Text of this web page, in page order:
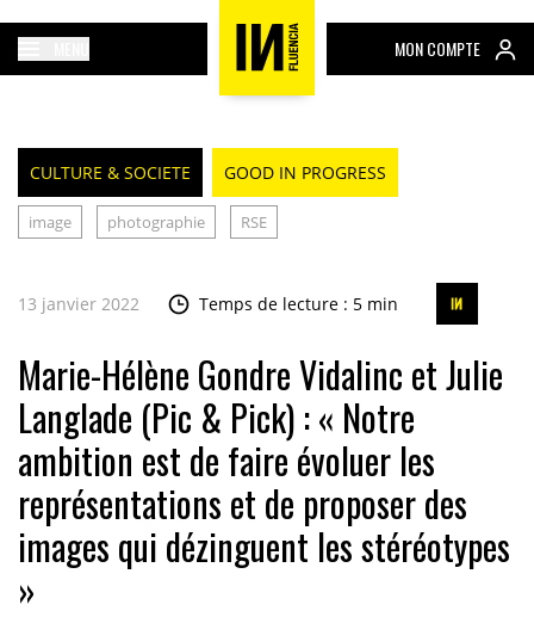
MON COMPTE
CULTURE & SOCIETE GOOD IN PROGRESS
image photographie RSE
13 janvier 2022 Temps de lecture : 5 min
Marie-Hélène Gondre Vidalinc et Julie
Langlade (Pic & Pick) : « Notre
ambition est de faire évoluer les
représentations et de proposer des
images qui dézinguent les stéréotypes
»